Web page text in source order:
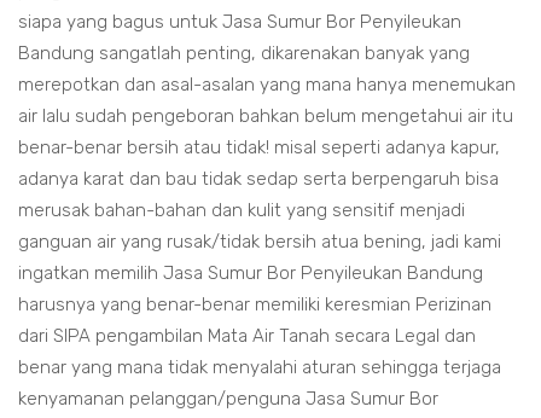
siapa yang bagus untuk Jasa Sumur Bor Penyileukan
Bandung sangatlah penting, dikarenakan banyak yang
merepotkan dan asal-asalan yang mana hanya menemukan
air lalu sudah pengeboran bahkan belum mengetahui air itu
benar-benar bersih atau tidak! misal seperti adanya kapur,
adanya karat dan bau tidak sedap serta berpengaruh bisa
merusak bahan-bahan dan kulit yang sensitif menjadi
ganguan air yang rusak/tidak bersih atua bening, jadi kami
ingatkan memilih Jasa Sumur Bor Penyileukan Bandung
harusnya yang benar-benar memiliki keresmian Perizinan
dari SIPA pengambilan Mata Air Tanah secara Legal dan
benar yang mana tidak menyalahi aturan sehingga terjaga
kenyamanan pelanggan/penguna Jasa Sumur Bor